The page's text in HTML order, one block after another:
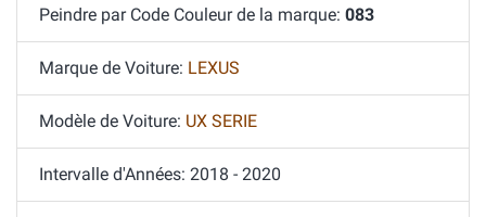
Peindre par Code Couleur de la marque: 083
Marque de Voiture: LEXUS
Modèle de Voiture: UX SERIE
Intervalle d'Années: 2018 - 2020